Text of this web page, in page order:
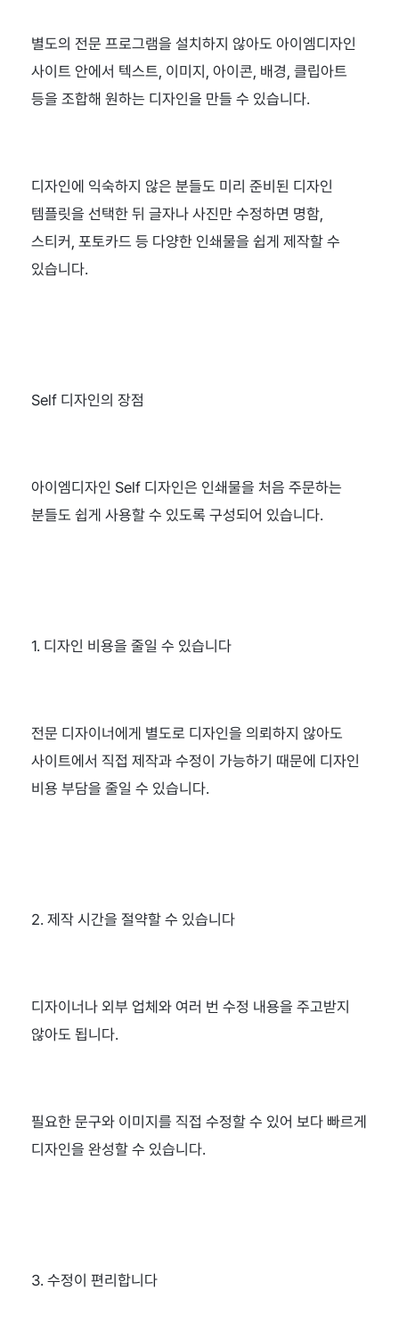
별도의 전문 프로그램을 설치하지 않아도 아이엠디자인
사이트 안에서 텍스트, 이미지, 아이콘, 배경, 클립아트
등을 조합해 원하는 디자인을 만들 수 있습니다.
디자인에 익숙하지 않은 분들도 미리 준비된 디자인
템플릿을 선택한 뒤 글자나 사진만 수정하면 명함,
스티커, 포토카드 등 다양한 인쇄물을 쉽게 제작할 수
있습니다.
Self 디자인의 장점
아이엠디자인 Self 디자인은 인쇄물을 처음 주문하는
분들도 쉽게 사용할 수 있도록 구성되어 있습니다.
1. 디자인 비용을 줄일 수 있습니다
전문 디자이너에게 별도로 디자인을 의뢰하지 않아도
사이트에서 직접 제작과 수정이 가능하기 때문에 디자인
비용 부담을 줄일 수 있습니다.
2. 제작 시간을 절약할 수 있습니다
디자이너나 외부 업체와 여러 번 수정 내용을 주고받지
않아도 됩니다.
필요한 문구와 이미지를 직접 수정할 수 있어 보다 빠르게
디자인을 완성할 수 있습니다.
3. 수정이 편리합니다